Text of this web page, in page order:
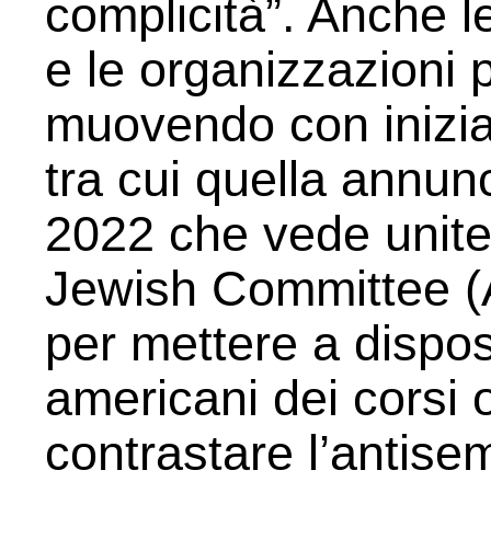
complicità”. Anche
e le organizzazioni
muovendo con
tra cui quella
2022 che vede
Jewish Committee
per mettere a
americani dei corsi
contrastare